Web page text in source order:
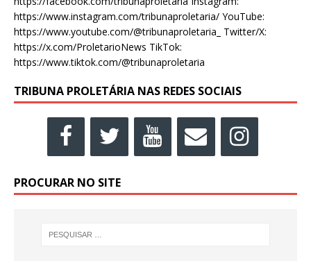
https://www.instagram.com/tribunaproletaria/ YouTube:
https://www.youtube.com/@tribunaproletaria_ Twitter/X:
https://x.com/ProletarioNews TikTok:
https://www.tiktok.com/@tribunaproletaria
TRIBUNA PROLETÁRIA NAS REDES SOCIAIS
PROCURAR NO SITE